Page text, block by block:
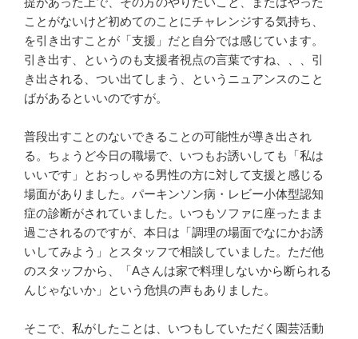
ことがないけど初めてのことにチャレンジする気持ち、
を引き出すことが「支援」だと自分では感じています。
引き出す、というのも支援者視点の言葉ですね、、、引
き出される、つい出てしまう、というニュアンスのこと
ばがあるといいのですが。
普段出すことのないできることの可能性が導き出され
る。ちょうど今日の職場で、いつもお誘いしても「私は
いいです」とおっしゃる男性の方に対して支援と感じる
場面がありました。パーキンソン病・レビー小体型認知
症の診断がされていました。いつもソファに座ったまま
過ごされるのですが、本日は「調理の場面でなにかお誘
いしてみよう」とスタッフで相談していました。ただ他
のスタッフから、「Aさんは家で料理しないから断られる
んじゃないか」という危惧の声もありました。
そこで、私がしたことは、いつもしていただく園芸活動